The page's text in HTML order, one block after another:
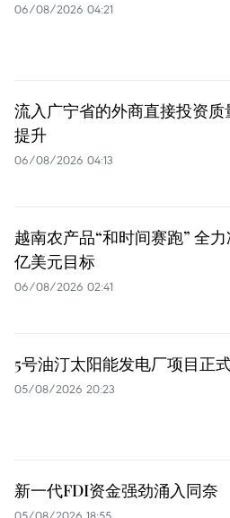
06/08/2026 04:21
流入广宁省的外商直接投资质
提升
06/08/2026 04:13
越南农产品“和时间赛跑” 全
亿美元目标
06/08/2026 02:41
5号油汀太阳能发电厂项目正
05/08/2026 20:23
新一代FDI资金强劲涌入同奈